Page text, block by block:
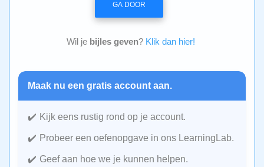
GA DOOR
Wil je bijles geven? Klik dan hier!
Maak nu een gratis account aan.
Kijk eens rustig rond op je account.
Probeer een oefenopgave in ons LearningLab.
Geef aan hoe we je kunnen helpen.